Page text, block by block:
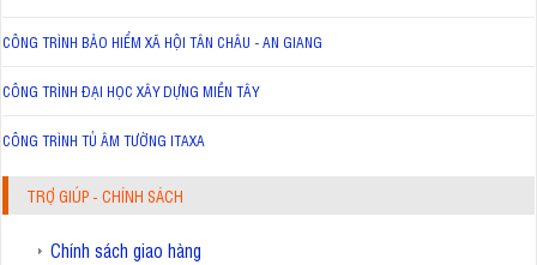
CÔNG TRÌNH BẢO HIỂM XÃ HỘI TÂN CHÂU - AN GIANG
CÔNG TRÌNH ĐẠI HỌC XÂY DỰNG MIỀN TÂY
CÔNG TRÌNH TỦ ÂM TƯỜNG ITAXA
TRỢ GIÚP - CHÍNH SÁCH
Chính sách giao hàng